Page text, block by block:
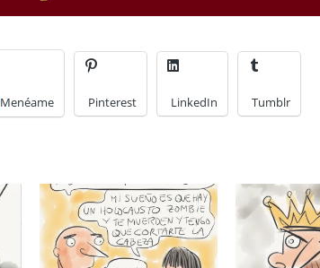
Menéame Pinterest LinkedIn Tumblr